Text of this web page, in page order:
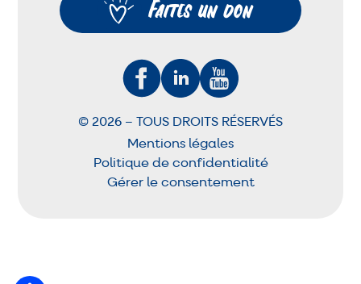
Faites un don
© 2026 – TOUS DROITS RÉSERVÉS
Mentions légales
Politique de confidentialité
Gérer le consentement